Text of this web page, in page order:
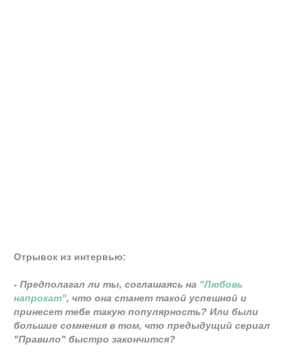
Отрывок из интервью:
- Предполагал ли ты, соглашаясь на "Любовь
напрокат", что она станет такой успешной и
принесет тебе такую популярность? Или были
большие сомнения в том, что предыдущий сериал
"Правило" быстро закончится?